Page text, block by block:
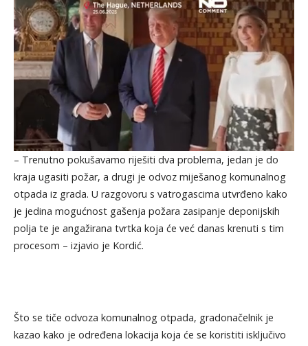
– Trenutno pokušavamo riješiti dva problema, jedan je do
kraja ugasiti požar, a drugi je odvoz miješanog komunalnog
otpada iz grada. U razgovoru s vatrogascima utvrđeno kako
je jedina mogućnost gašenja požara zasipanje deponijskih
polja te je angažirana tvrtka koja će već danas krenuti s tim
procesom – izjavio je Kordić.
Što se tiče odvoza komunalnog otpada, gradonačelnik je
kazao kako je određena lokacija koja će se koristiti isključivo